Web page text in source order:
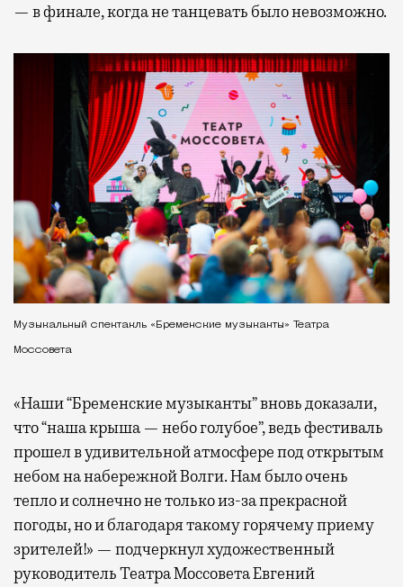
— в финале, когда не танцевать было невозможно.
Музыкальный спектакль «Бременские музыканты» Театра
Моссовета
«Наши “Бременские музыканты” вновь доказали,
что “наша крыша — небо голубое”, ведь фестиваль
прошел в удивительной атмосфере под открытым
небом на набережной Волги. Нам было очень
тепло и солнечно не только из-за прекрасной
погоды, но и благодаря такому горячему приему
зрителей!» — подчеркнул художественный
руководитель Театра Моссовета Евгений